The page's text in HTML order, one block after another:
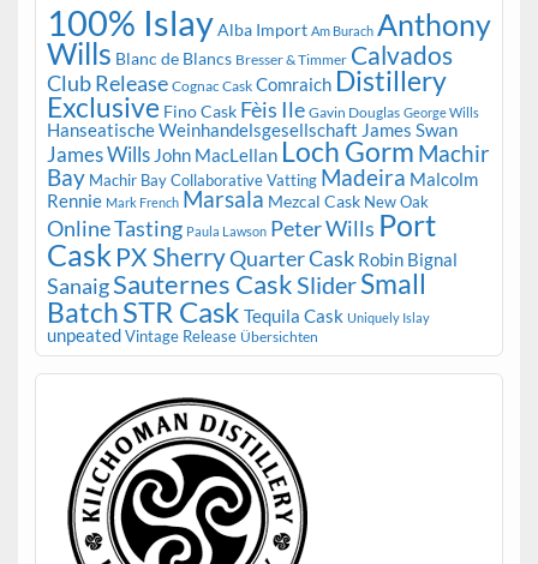
100% IslayAlba Import Am Burach Anthony
Wills Blanc de Blancs Bresser & Timmer Calvados
Club Release Cognac Cask Comraich Distillery
Exclusive Fino Cask Fèis Ile Gavin Douglas George Wills
Hanseatische Weinhandelsgesellschaft James Swan
James Wills John MacLellan Loch Gorm Machir
Bay Machir Bay Collaborative Vatting Madeira Malcolm
Rennie Mark French Marsala Mezcal Cask New Oak
Online Tasting Paula Lawson Peter Wills Port
Cask PX SherryQuarter Cask Robin Bignal
SanaigSauternes CaskSliderSmall
BatchSTR Cask Tequila Cask Uniquely Islay
unpeatedVintage Release Übersichten